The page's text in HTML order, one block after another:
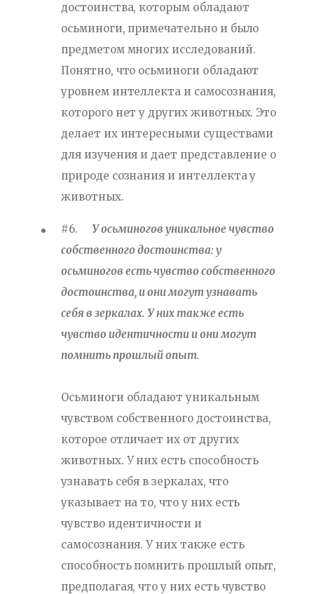
достоинства, которым обладают
осьминоги, примечательно и было
предметом многих исследований.
Понятно, что осьминоги обладают
уровнем интеллекта и самосознания,
которого нет у других животных. Это
делает их интересными существами
для изучения и дает представление о
природе сознания и интеллекта у
животных.
#6. У осьминогов уникальное чувство
собственного достоинства: у
осьминогов есть чувство собственного
достоинства, и они могут узнавать
себя в зеркалах. У них также есть
чувство идентичности и они могут
помнить прошлый опыт.
Осьминоги обладают уникальным
чувством собственного достоинства,
которое отличает их от других
животных. У них есть способность
узнавать себя в зеркалах, что
указывает на то, что у них есть
чувство идентичности и
самосознания. У них также есть
способность помнить прошлый опыт,
предполагая, что у них есть чувство